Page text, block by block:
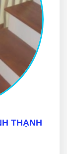
THẠNH